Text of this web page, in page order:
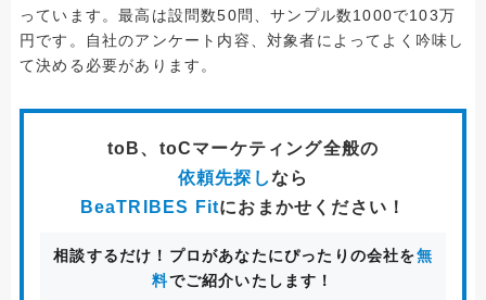
っています。最高は設問数50問、サンプル数1000で103万
円です。自社のアンケート内容、対象者によってよく吟味し
て決める必要があります。
toB、toCマーケティング全般の
依頼先探しなら
BeaTRIBES Fitにおまかせください！
相談するだけ！プロがあなたにぴったりの会社を無
料でご紹介いたします！